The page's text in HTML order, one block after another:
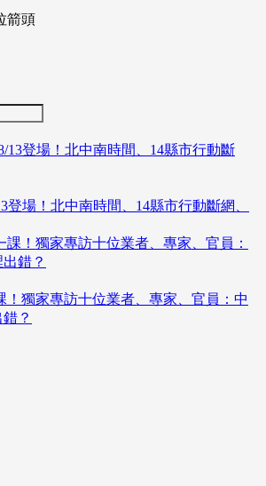
登場！北中南時間、14縣市行動斷網、
！獨家專訪十位業者、專家、官員：中
？